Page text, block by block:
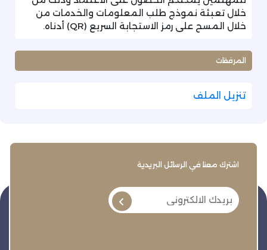
خلال تعبئة نموذج طلب المعلومات والخدمات من
خلال المسح على رمز الاستجابة السريع (QR) أدناه.
المرفقات
تنزيل الملف
اشترك معنا في الرسائل البريدية